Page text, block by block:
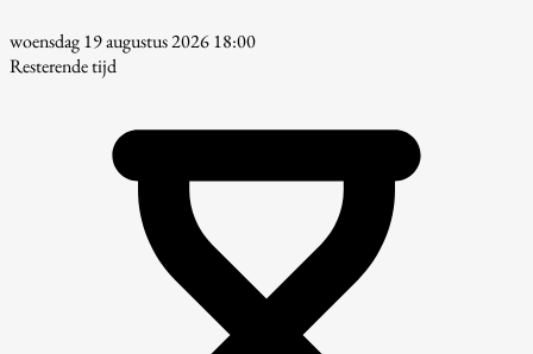
woensdag 19 augustus 2026 18:00
Resterende tijd